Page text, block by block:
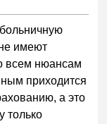
имеют
всем нюансам
приходится
а это
только